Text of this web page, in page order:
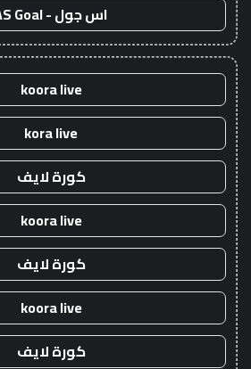
اس جول - AS Goal
koora live
kora live
كورة لايف
koora live
كورة لايف
koora live
كورة لايف